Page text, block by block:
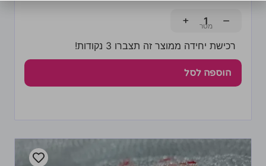
−
+
רכישת יחידה ממוצר זה תצברו 3 נקודות!
הוספה לסל